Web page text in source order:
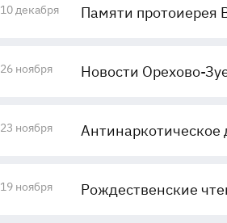
10 декабря Памяти протоиерея
26 ноября Новости Орехово-
23 ноября
19 ноября Рождественские